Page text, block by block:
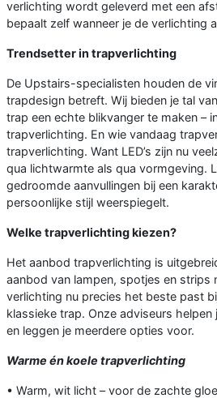
verlichting wordt geleverd met een
bepaalt zelf wanneer je de verlichting
Trendsetter in trapverlichting
De Upstairs-specialisten houden de
trapdesign betreft. Wij bieden je tal
trap een echte blikvanger te maken –
trapverlichting. En wie vandaag
trapverlichting. Want LED’s zijn nu
qua lichtwarmte als qua vormgeving.
gedroomde aanvullingen bij een
persoonlijke stijl weerspiegelt.
Welke trapverlichting kiezen?
Het aanbod trapverlichting is
aanbod van lampen, spotjes en strips
verlichting nu precies het beste past
klassieke trap. Onze adviseurs
en leggen je meerdere opties voor.
Warme én koele trapverlichting
• Warm, wit licht – voor de zachte